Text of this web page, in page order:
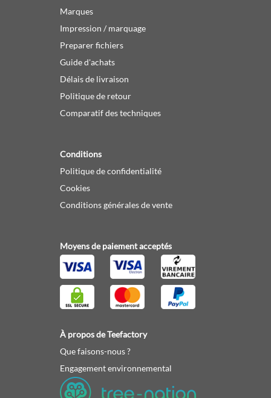
Marques
Impression / marquage
Preparer fichiers
Guide d'achats
Délais de livraison
Politique de retour
Comparatif des techniques
Conditions
Politique de confidentialité
Cookies
Conditions générales de vente
Moyens de paiement acceptés
À propos de Teefactory
Que faisons-nous ?
Engagement environnemental